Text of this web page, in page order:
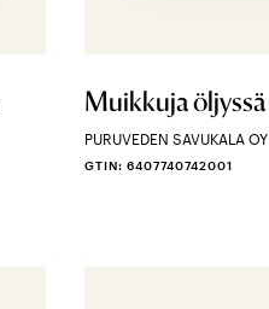
Muikkuja öljyssä
PURUVEDEN SAVUKALA OY
GTIN: 6407740742001